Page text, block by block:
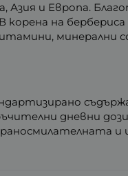
Азия и Европа.
на
минерални
дневни
и